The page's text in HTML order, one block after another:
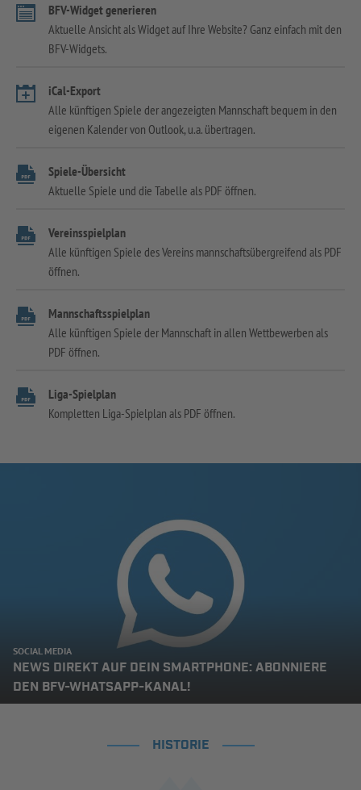
BFV-Widget generieren
Aktuelle Ansicht als Widget auf Ihre Website? Ganz einfach mit den
BFV-Widgets.
iCal-Export
Alle künftigen Spiele der angezeigten Mannschaft bequem in den
eigenen Kalender von Outlook, u.a. übertragen.
Spiele-Übersicht
Aktuelle Spiele und die Tabelle als PDF öffnen.
Vereinsspielplan
Alle künftigen Spiele des Vereins mannschaftsübergreifend als PDF
öffnen.
Mannschaftsspielplan
Alle künftigen Spiele der Mannschaft in allen Wettbewerben als
PDF öffnen.
Liga-Spielplan
Kompletten Liga-Spielplan als PDF öffnen.
SOCIAL MEDIA
NEWS DIREKT AUF DEIN SMARTPHONE: ABONNIERE
DEN BFV-WHATSAPP-KANAL!
HISTORIE